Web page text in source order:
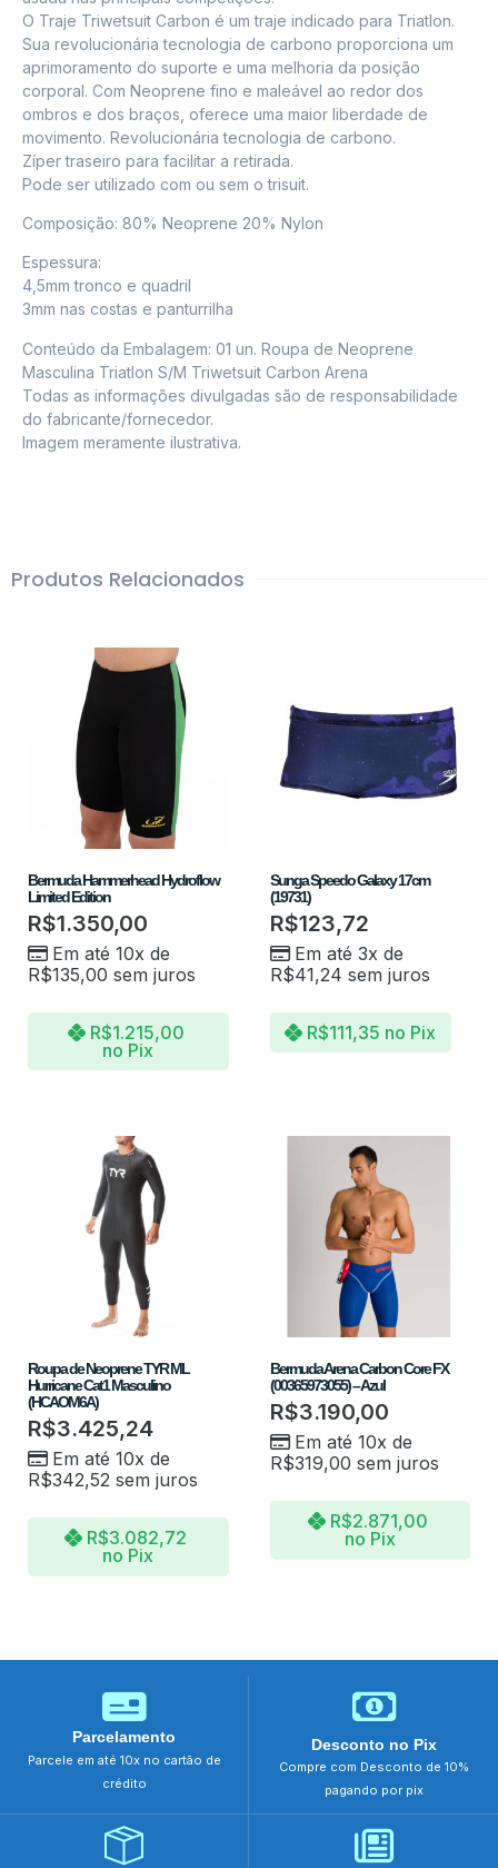
O Traje Triwetsuit Carbon é um traje indicado para Triatlon.
Sua revolucionária tecnologia de carbono proporciona um
aprimoramento do suporte e uma melhoria da posição
corporal. Com Neoprene fino e maleável ao redor dos
ombros e dos braços, oferece uma maior liberdade de
movimento. Revolucionária tecnologia de carbono.
Zíper traseiro para facilitar a retirada.
Pode ser utilizado com ou sem o trisuit.
Composição: 80% Neoprene 20% Nylon
Espessura:
4,5mm tronco e quadril
3mm nas costas e panturrilha
Conteúdo da Embalagem: 01 un. Roupa de Neoprene
Masculina Triatlon S/M Triwetsuit Carbon Arena
Todas as informações divulgadas são de responsabilidade
do fabricante/fornecedor.
Imagem meramente ilustrativa.
Produtos Relacionados
Bermuda Hammerhead Hydroflow
Limited Edition
R$1.350,00
Em até 10x de
R$135,00 sem juros
R$1.215,00
no Pix
Sunga Speedo Galaxy 17cm
(19731)
R$123,72
Em até 3x de
R$41,24 sem juros
R$111,35 no Pix
Roupa de Neoprene TYR ML
Hurricane Cat1 Masculino
(HCAOM6A)
R$3.425,24
Em até 10x de
R$342,52 sem juros
R$3.082,72
no Pix
Bermuda Arena Carbon Core FX
(00365973055) – Azul
R$3.190,00
Em até 10x de
R$319,00 sem juros
R$2.871,00
no Pix
Parcelamento
Parcele em até 10x no cartão de
crédito
Desconto no Pix
Compre com Desconto de 10%
pagando por pix